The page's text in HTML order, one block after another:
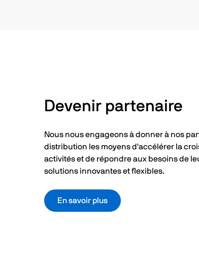
Devenir partenaire
Nous nous engageons à donner à nos
distribution les moyens d'accélérer la
activités et de répondre aux besoins de
solutions innovantes et flexibles.
En savoir plus